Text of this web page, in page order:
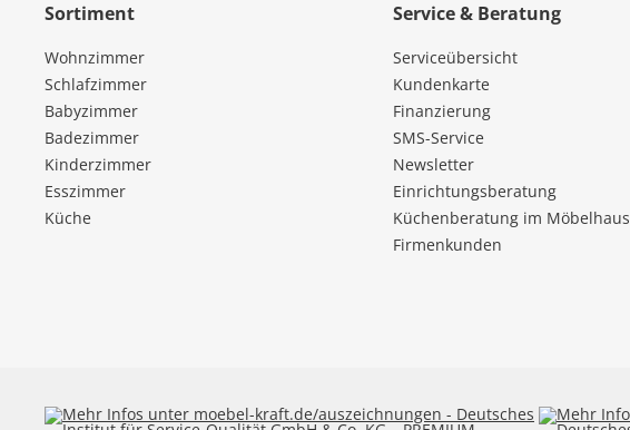
Sortiment
Wohnzimmer
Schlafzimmer
Babyzimmer
Badezimmer
Kinderzimmer
Esszimmer
Küche
Service & Beratung
Serviceübersicht
Kundenkarte
Finanzierung
SMS-Service
Newsletter
Einrichtungsberatung
Küchenberatung im Möbelhaus
Firmenkunden